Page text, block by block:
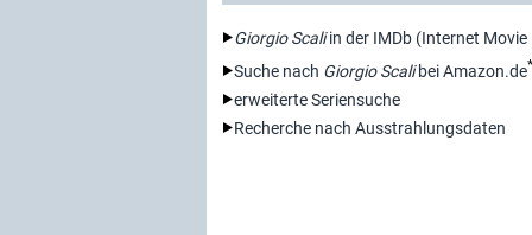
Giorgio Scaliin der IMDb (Internet Movie
Suche nach Giorgio Scalibei Amazon.de*
erweiterte Seriensuche
Recherche nach Ausstrahlungsdaten